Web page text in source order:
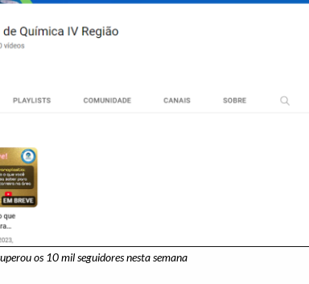
os 10 mil seguidores nesta semana